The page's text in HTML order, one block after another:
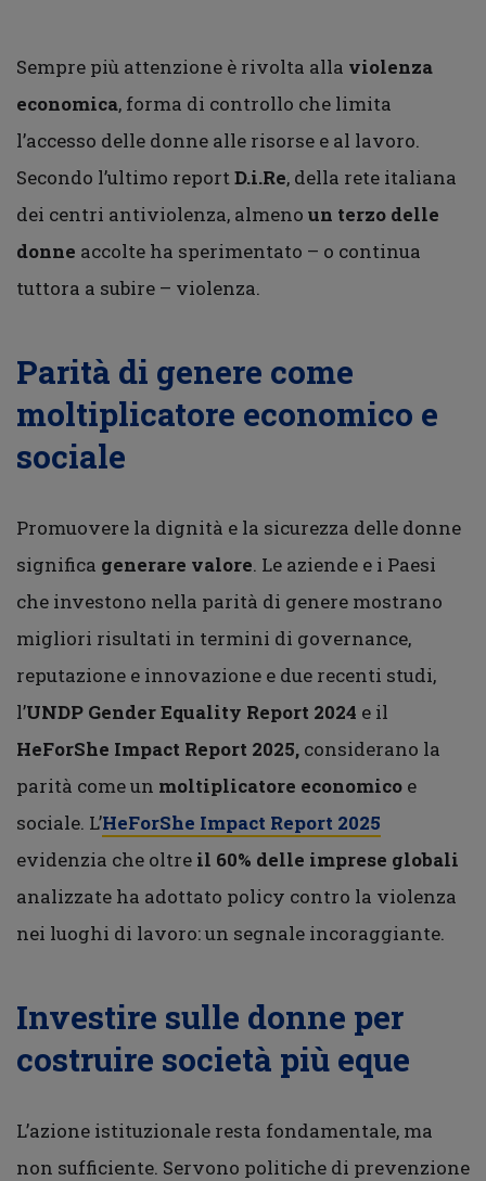
Sempre più attenzione è rivolta alla violenza
economica, forma di controllo che limita
l’accesso delle donne alle risorse e al lavoro.
Secondo l’ultimo reportD.i.Re, della rete italiana
dei centri antiviolenza, almeno un terzo delle
donne accolte ha sperimentato – o continua
tuttora a subire – violenza.
Parità di genere come
moltiplicatore economico e
sociale
Promuovere la dignità e la sicurezza delle donne
significa generare valore. Le aziende e i Paesi
che investono nella parità di genere mostrano
migliori risultati in termini di governance,
reputazione e innovazione e due recenti studi,
l’UNDP Gender Equality Report 2024 e il
HeForShe Impact Report 2025, considerano la
parità come un moltiplicatore economico e
sociale. L’HeForShe Impact Report 2025
evidenzia che oltre il 60% delle imprese globali
analizzate ha adottato policy contro la violenza
nei luoghi di lavoro: un segnale incoraggiante.
Investire sulle donne per
costruire società più eque
L’azione istituzionale resta fondamentale, ma
non sufficiente. Servono politiche di prevenzione